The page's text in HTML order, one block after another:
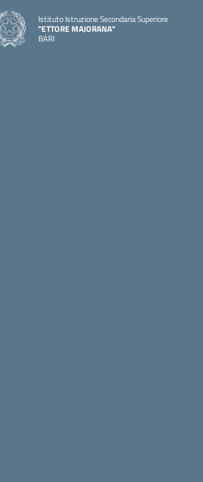
Istituto Istruzione Secondaria Superiore
"ETTORE MAJORANA"
BARI